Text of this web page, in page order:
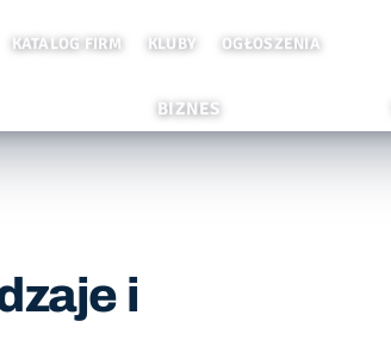
KATALOG FIRM KLUBY OGŁOSZENIA
BIZNES
i